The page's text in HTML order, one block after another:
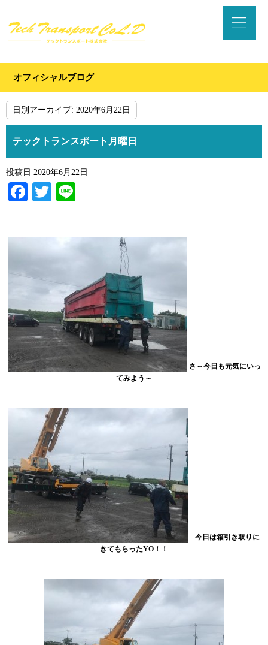
オフィシャルブログ
日別アーカイブ: 2020年6月22日
テックトランスポート月曜日
投稿日 2020年6月22日
Facebook
Twitter
さ～今日も元気にいっ
てみよう～
今日は箱引き取りに
きてもらったYO！！